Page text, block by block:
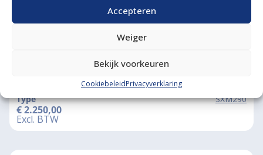
Accepteren
Weiger
Bekijk voorkeuren
CookiebeleidPrivacyverklaring
Vergelijkbare producten
INTERMAC BLADBLAZER
Type
SXM290
€2.250,00
Excl. BTW